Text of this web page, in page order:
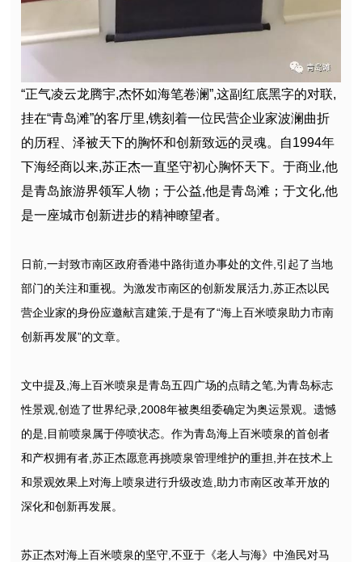
“正气凌云龙腾宇,杰怀如海笔卷澜”,这副红底黑字的对联,
挂在“青岛滩”的客厅里,镌刻着一位民营企业家波澜曲折
的历程、泽被天下的胸怀和创新致远的灵魂。自1994年
下海经商以来,苏正杰一直坚守初心胸怀天下。于商业,他
是青岛旅游界领军人物；于公益,他是青岛滩；于文化,他
是一座城市创新进步的精神瞭望者。
日前,一封致市南区政府香港中路街道办事处的文件,引起了当地
部门的关注和重视。为激发市南区的创新发展活力,苏正杰以民
营企业家的身份应邀献言建策,于是有了“海上百米喷泉助力市南
创新再发展”的文章。
文中提及,海上百米喷泉是青岛五四广场的点睛之笔,为青岛标志
性景观,创造了世界纪录,2008年被奥组委确定为奥运景观。遗憾
的是,目前喷泉属于停喷状态。作为青岛海上百米喷泉的首创者
和产权拥有者,苏正杰愿意再挑喷泉管理维护的重担,并在技术上
和景观效果上对海上喷泉进行升级改造,助力市南区改革开放的
深化和创新再发展。
苏正杰对海上百米喷泉的坚守,不亚于《老人与海》中渔民对马